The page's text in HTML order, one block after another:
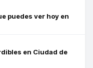
puedes ver hoy en
en Ciudad de